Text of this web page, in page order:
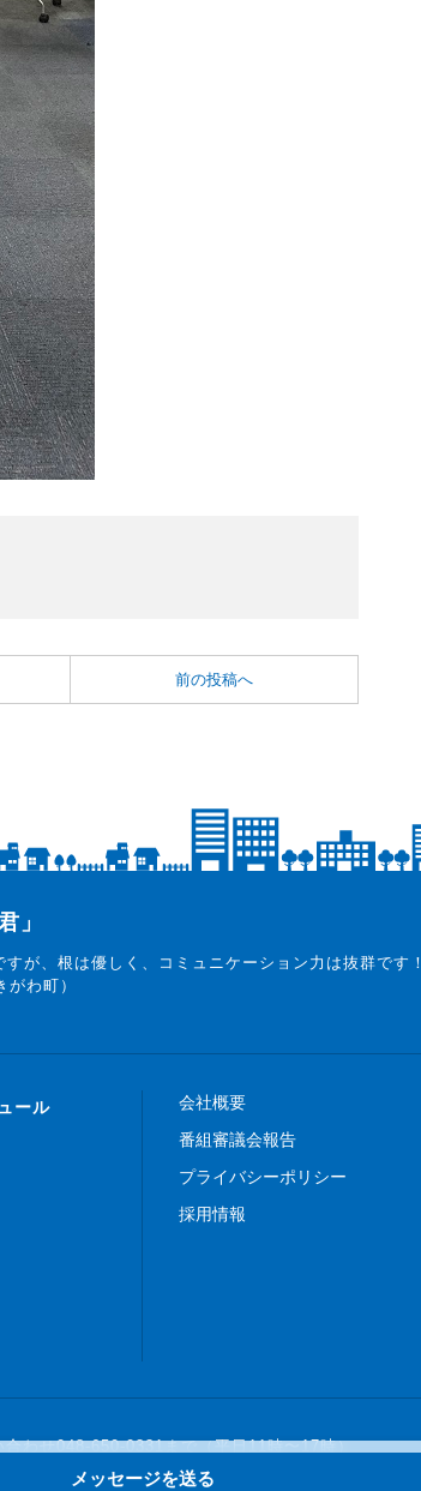
前の投稿へ
メッセージを送る
」
が、根は優しく、コミュニケーション力は抜群です！
わ町）
ール 会社概要
番組審議会報告
プライバシーポリシー
採用情報
わせ048-650-0331まで（平日11時〜17時）
© 2019 FM NACK5 All rights reserved.